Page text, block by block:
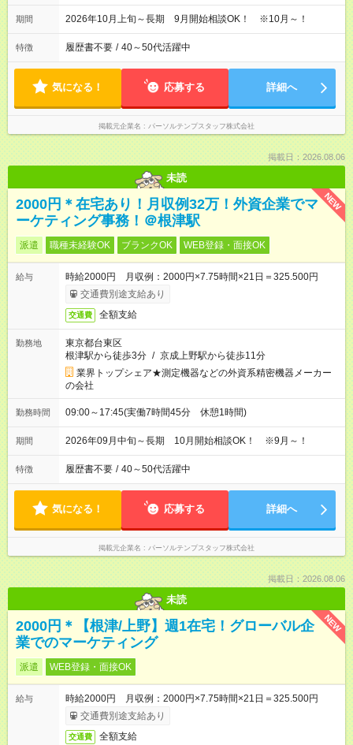
期間 2026年10月上旬～長期 9月開始相談OK！ ※10月～！
特徴 履歴書不要 / 40～50代活躍中
気になる！ 応募する 詳細へ
掲載元企業名 パーソルテンプスタッフ株式会社
掲載日：2026.08.06
未読
NEW
2000円＊在宅あり！月収例32万！外資企業でマ
ーケティング事務！＠根津駅
派遣 職種未経験OK ブランクOK WEB登録・面接OK
給与
時給2000円 月収例：2000円×7.75時間×21日＝325.500円
交通費別途支給あり
交通費 全額支給
勤務地
東京都台東区
根津駅から徒歩3分 / 京成上野駅から徒歩11分
業界トップシェア★測定機器などの外資系精密機器メーカー
の会社
勤務時間 09:00～17:45(実働7時間45分 休憩1時間)
期間 2026年09月中旬～長期 10月開始相談OK！ ※9月～！
特徴 履歴書不要 / 40～50代活躍中
気になる！ 応募する 詳細へ
掲載元企業名 パーソルテンプスタッフ株式会社
掲載日：2026.08.06
未読
NEW
2000円＊【根津/上野】週1在宅！グローバル企
業でのマーケティング
派遣 WEB登録・面接OK
給与
時給2000円 月収例：2000円×7.75時間×21日＝325.500円
交通費別途支給あり
交通費 全額支給